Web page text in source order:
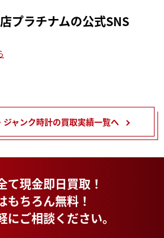
プラチナムの公式SNS
ジャンク時計の買取実績一覧へ
て現金即日買取！
もちろん無料！
にご相談ください。